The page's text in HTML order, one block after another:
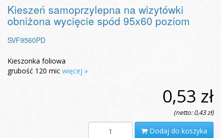
Kieszeń samoprzylepna na wizytówki
obniżona wycięcie spód 95x60 poziom
SVF9560PD
Kieszonka foliowa
grubość 120 mic więcej »
0,53 zł
(netto: 0,43 zł)
Dodaj do koszyka